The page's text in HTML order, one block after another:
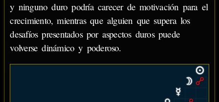
y ninguno duro podría carecer de motivación para el
crecimiento, mientras que alguien que supera los
desafíos presentados por aspectos duros puede
volverse dinámico y poderoso.